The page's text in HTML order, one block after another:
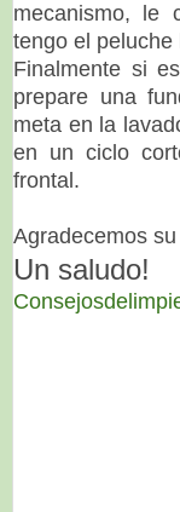
mecanismo, le
tengo el
Finalmente si
prepare una
meta en la
en un ciclo
frontal.
Agradecemos
Un saludo!